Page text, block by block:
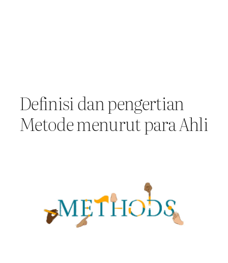
Definisi dan pengertian
Metode menurut para Ahli